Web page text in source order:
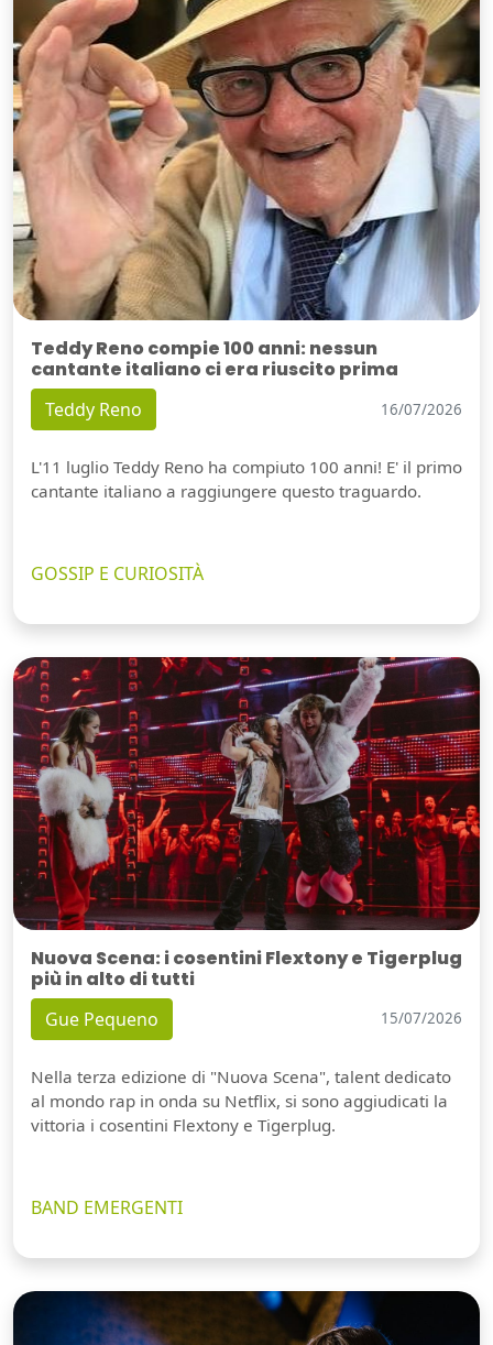
Teddy Reno compie 100 anni: nessun
cantante italiano ci era riuscito prima
Teddy Reno 16/07/2026
L'11 luglio Teddy Reno ha compiuto 100 anni! E' il primo
cantante italiano a raggiungere questo traguardo.
GOSSIP E CURIOSITÀ
Nuova Scena: i cosentini Flextony e Tigerplug
più in alto di tutti
Gue Pequeno 15/07/2026
Nella terza edizione di "Nuova Scena", talent dedicato
al mondo rap in onda su Netflix, si sono aggiudicati la
vittoria i cosentini Flextony e Tigerplug.
BAND EMERGENTI